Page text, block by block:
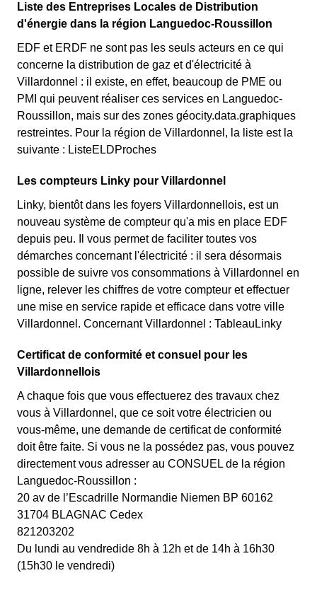
Liste des Entreprises Locales de Distribution
d'énergie dans la région Languedoc-Roussillon
EDF et ERDF ne sont pas les seuls acteurs en ce qui
concerne la distribution de gaz et d'électricité à
Villardonnel : il existe, en effet, beaucoup de PME ou
PMI qui peuvent réaliser ces services en Languedoc-
Roussillon, mais sur des zones géocity.data.graphiques
restreintes. Pour la région de Villardonnel, la liste est la
suivante : ListeELDProches
Les compteurs Linky pour Villardonnel
Linky, bientôt dans les foyers Villardonnellois, est un
nouveau système de compteur qu'a mis en place EDF
depuis peu. Il vous permet de faciliter toutes vos
démarches concernant l'électricité : il sera désormais
possible de suivre vos consommations à Villardonnel en
ligne, relever les chiffres de votre compteur et effectuer
une mise en service rapide et efficace dans votre ville
Villardonnel. Concernant Villardonnel : TableauLinky
Certificat de conformité et consuel pour les
Villardonnellois
A chaque fois que vous effectuerez des travaux chez
vous à Villardonnel, que ce soit votre électricien ou
vous-même, une demande de certificat de conformité
doit être faite. Si vous ne la possédez pas, vous pouvez
directement vous adresser au CONSUEL de la région
Languedoc-Roussillon :
20 av de l’Escadrille Normandie Niemen BP 60162
31704 BLAGNAC Cedex
821203202
Du lundi au vendredide 8h à 12h et de 14h à 16h30
(15h30 le vendredi)